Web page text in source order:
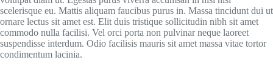
scelerisque eu. Mattis aliquam faucibus purus in. Massa tincidunt dui ut
ornare lectus sit amet est. Elit duis tristique sollicitudin nibh sit amet
commodo nulla facilisi. Vel orci porta non pulvinar neque laoreet
suspendisse interdum. Odio facilisis mauris sit amet massa vitae tortor
condimentum lacinia.